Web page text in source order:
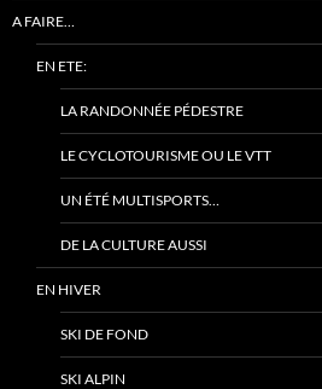
A FAIRE…
EN ETE:
LA RANDONNÉE PÉDESTRE
LE CYCLOTOURISME OU LE VTT
UN ÉTÉ MULTISPORTS…
DE LA CULTURE AUSSI
EN HIVER
SKI DE FOND
SKI ALPIN